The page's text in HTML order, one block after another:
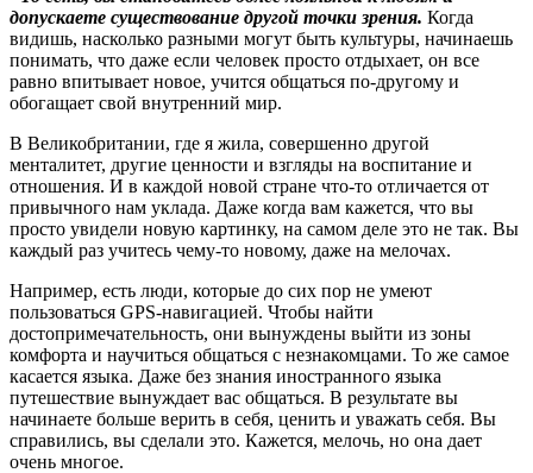
допускаете существование другой точки зрения. Когда
видишь, насколько разными могут быть культуры, начинаешь
понимать, что даже если человек просто отдыхает, он все
равно впитывает новое, учится общаться по-другому и
обогащает свой внутренний мир.
В Великобритании, где я жила, совершенно другой
менталитет, другие ценности и взгляды на воспитание и
отношения. И в каждой новой стране что-то отличается от
привычного нам уклада. Даже когда вам кажется, что вы
просто увидели новую картинку, на самом деле это не так. Вы
каждый раз учитесь чему-то новому, даже на мелочах.
Например, есть люди, которые до сих пор не умеют
пользоваться GPS-навигацией. Чтобы найти
достопримечательность, они вынуждены выйти из зоны
комфорта и научиться общаться с незнакомцами. То же самое
касается языка. Даже без знания иностранного языка
путешествие вынуждает вас общаться. В результате вы
начинаете больше верить в себя, ценить и уважать себя. Вы
справились, вы сделали это. Кажется, мелочь, но она дает
очень многое.